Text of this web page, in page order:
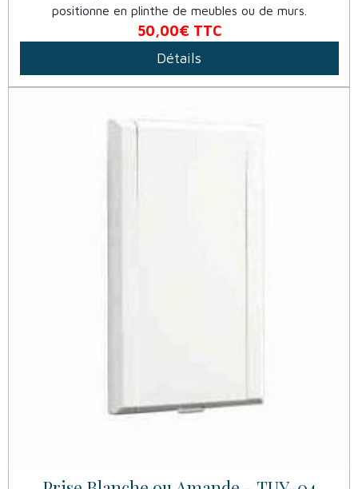
positionne en plinthe de meubles ou de murs.
50,00€ TTC
Détails